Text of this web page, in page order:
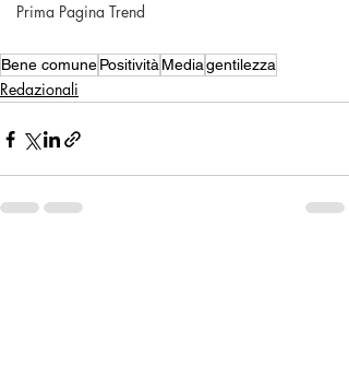
Prima Pagina Trend
Bene comunePositività Mediagentilezza
Redazionali